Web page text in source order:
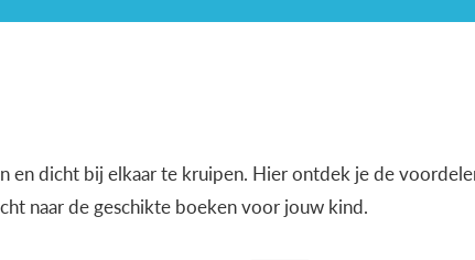
en dicht bij elkaar te kruipen. Hier ontdek je de
naar de geschikte boeken voor jouw kind.